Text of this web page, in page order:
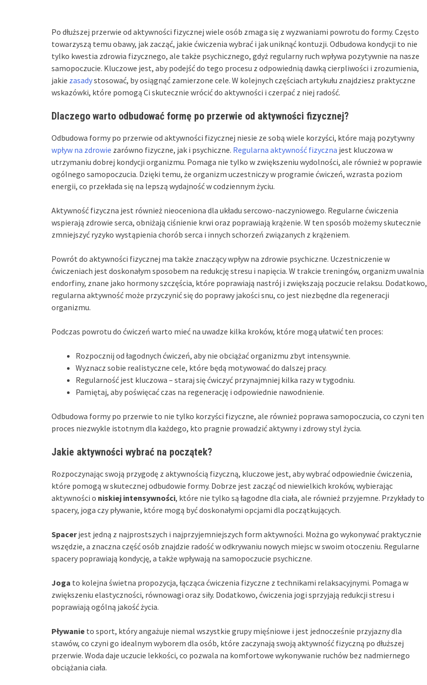
Po dłuższej przerwie od aktywności fizycznej wiele osób zmaga się z wyzwaniami powrotu do formy. Często
towarzyszą temu obawy, jak zacząć, jakie ćwiczenia wybrać i jak uniknąć kontuzji. Odbudowa kondycji to nie
tylko kwestia zdrowia fizycznego, ale także psychicznego, gdyż regularny ruch wpływa pozytywnie na nasze
samopoczucie. Kluczowe jest, aby podejść do tego procesu z odpowiednią dawką cierpliwości i zrozumienia,
jakie zasadystosować, by osiągnąć zamierzone cele. W kolejnych częściach artykułu znajdziesz praktyczne
wskazówki, które pomogą Ci skutecznie wrócić do aktywności i czerpać z niej radość.
Dlaczego warto odbudować formę po przerwie od aktywności fizycznej?
Odbudowa formy po przerwie od aktywności fizycznej niesie ze sobą wiele korzyści, które mają pozytywny
wpływ na zdrowie zarówno fizyczne, jak i psychiczne. Regularna aktywność fizyczna jest kluczowa w
utrzymaniu dobrej kondycji organizmu. Pomaga nie tylko w zwiększeniu wydolności, ale również w poprawie
ogólnego samopoczucia. Dzięki temu, że organizm uczestniczy w programie ćwiczeń, wzrasta poziom
energii, co przekłada się na lepszą wydajność w codziennym życiu.
Aktywność fizyczna jest również nieoceniona dla układu sercowo-naczyniowego. Regularne ćwiczenia
wspierają zdrowie serca, obniżają ciśnienie krwi oraz poprawiają krążenie. W ten sposób możemy skutecznie
zmniejszyć ryzyko wystąpienia chorób serca i innych schorzeń związanych z krążeniem.
Powrót do aktywności fizycznej ma także znaczący wpływ na zdrowie psychiczne. Uczestniczenie w
ćwiczeniach jest doskonałym sposobem na redukcję stresu i napięcia. W trakcie treningów, organizm uwalnia
endorfiny, znane jako hormony szczęścia, które poprawiają nastrój i zwiększają poczucie relaksu. Dodatkowo,
regularna aktywność może przyczynić się do poprawy jakości snu, co jest niezbędne dla regeneracji
organizmu.
Podczas powrotu do ćwiczeń warto mieć na uwadze kilka kroków, które mogą ułatwić ten proces:
Rozpocznij od łagodnych ćwiczeń, aby nie obciążać organizmu zbyt intensywnie.
Wyznacz sobie realistyczne cele, które będą motywować do dalszej pracy.
Regularność jest kluczowa – staraj się ćwiczyć przynajmniej kilka razy w tygodniu.
Pamiętaj, aby poświęcać czas na regenerację i odpowiednie nawodnienie.
Odbudowa formy po przerwie to nie tylko korzyści fizyczne, ale również poprawa samopoczucia, co czyni ten
proces niezwykle istotnym dla każdego, kto pragnie prowadzić aktywny i zdrowy styl życia.
Jakie aktywności wybrać na początek?
Rozpoczynając swoją przygodę z aktywnością fizyczną, kluczowe jest, aby wybrać odpowiednie ćwiczenia,
które pomogą w skutecznej odbudowie formy. Dobrze jest zacząć od niewielkich kroków, wybierając
aktywności o niskiej intensywności, które nie tylko są łagodne dla ciała, ale również przyjemne. Przykłady to
spacery, joga czy pływanie, które mogą być doskonałymi opcjami dla początkujących.
Spacerjest jedną z najprostszych i najprzyjemniejszych form aktywności. Można go wykonywać praktycznie
wszędzie, a znaczna część osób znajdzie radość w odkrywaniu nowych miejsc w swoim otoczeniu. Regularne
spacery poprawiają kondycję, a także wpływają na samopoczucie psychiczne.
Joga to kolejna świetna propozycja, łącząca ćwiczenia fizyczne z technikami relaksacyjnymi. Pomaga w
zwiększeniu elastyczności, równowagi oraz siły. Dodatkowo, ćwiczenia jogi sprzyjają redukcji stresu i
poprawiają ogólną jakość życia.
Pływanie to sport, który angażuje niemal wszystkie grupy mięśniowe i jest jednocześnie przyjazny dla
stawów, co czyni go idealnym wyborem dla osób, które zaczynają swoją aktywność fizyczną po dłuższej
przerwie. Woda daje uczucie lekkości, co pozwala na komfortowe wykonywanie ruchów bez nadmiernego
obciążania ciała.